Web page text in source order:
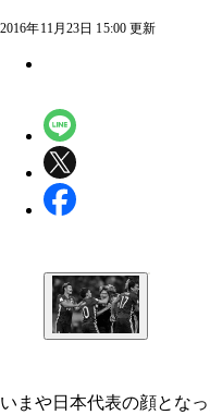
2016年11月23日 15:00 更新
いまや日本代表の顔とな